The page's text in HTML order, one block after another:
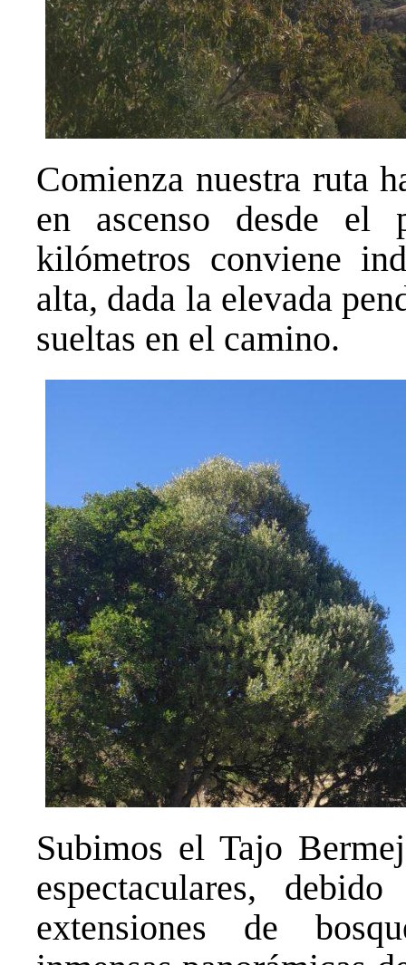
Comienza nuestra ruta
en ascenso desde el
kilómetros conviene
alta, dada la elevada
sueltas en el camino.
Subimos el Tajo
espectaculares,
extensiones de